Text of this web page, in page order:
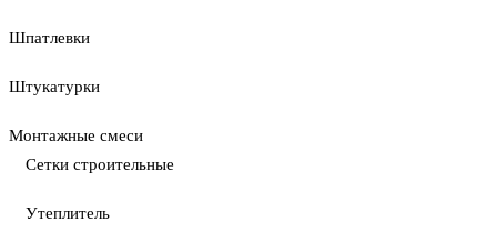
Шпатлевки
Штукатурки
Монтажные смеси
Сетки строительные
Утеплитель